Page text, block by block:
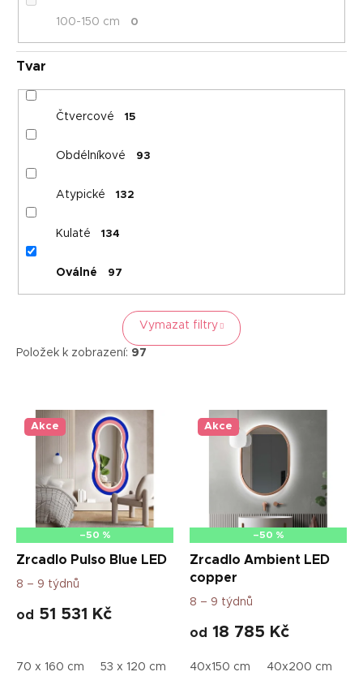
100-150 cm 0
Tvar
Čtvercové 15
Obdélníkové 93
Atypické 132
Kulaté 134
Oválné 97
Vymazat filtry
Položek k zobrazení: 97
u
t
Akce
–50 %
Zrcadlo Pulso Blue LED
8 – 9 týdnů
od 51 531 Kč
70 x 160 cm 53 x 120 cm 61 x 140 cm 74 x 170 cm
Akce
–50 %
Zrcadlo Ambient LED
copper
8 – 9 týdnů
od 18 785 Kč
40x150 cm 40x200 cm